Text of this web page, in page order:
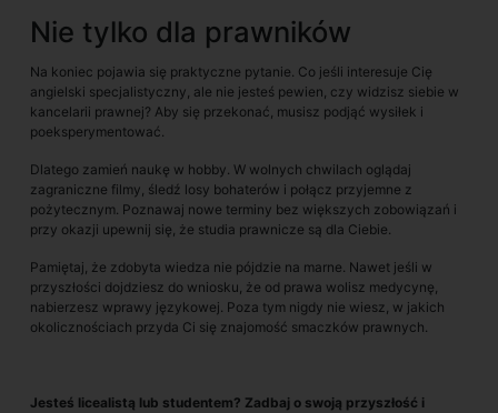
Nie tylko dla prawników
Na koniec pojawia się praktyczne pytanie. Co jeśli interesuje Cię
angielski specjalistyczny, ale nie jesteś pewien, czy widzisz siebie w
kancelarii prawnej? Aby się przekonać, musisz podjąć wysiłek i
poeksperymentować.
Dlatego zamień naukę w hobby. W wolnych chwilach oglądaj
zagraniczne filmy, śledź losy bohaterów i połącz przyjemne z
pożytecznym. Poznawaj nowe terminy bez większych zobowiązań i
przy okazji upewnij się, że studia prawnicze są dla Ciebie.
Pamiętaj, że zdobyta wiedza nie pójdzie na marne. Nawet jeśli w
przyszłości dojdziesz do wniosku, że od prawa wolisz medycynę,
nabierzesz wprawy językowej. Poza tym nigdy nie wiesz, w jakich
okolicznościach przyda Ci się znajomość smaczków prawnych.
Jesteś licealistą lub studentem? Zadbaj o swoją przyszłość i